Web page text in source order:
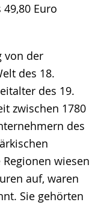
49,80 Euro
von der
des 18.
des 19.
zwischen 1780
des
wiesen
auf, waren
Sie gehörten